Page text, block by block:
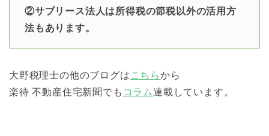
②サブリース法人は所得税の節税以外の活用方
法もあります。
大野税理士の他のブログは こちらから
楽待 不動産住宅新聞でも コラム連載しています。